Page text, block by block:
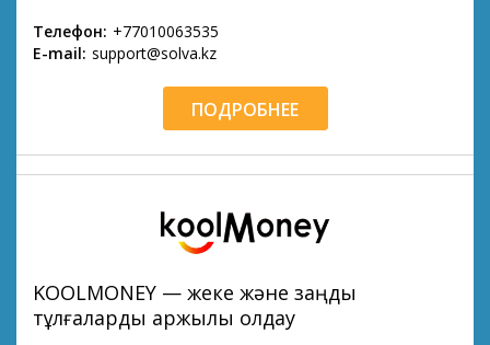
Телефон: +77010063535
E-mail: support@solva.kz
ПОДРОБНЕЕ
KOOLMONEY — жеке және заңды
тұлғаларды қаржылық қолдау